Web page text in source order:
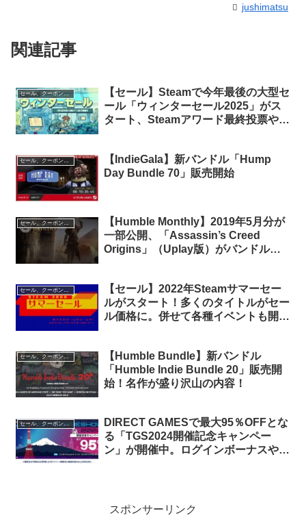
jushimatsu
関連記事
セール、クーポン、ポイント
【セール】Steamで今年最後の大型セ
ール「ウィンターセール2025」がス
タート、Steamアワード最終投票や無
セール、クーポン、ポイント
【IndieGala】新バンドル「Hump
Day Bundle 70」販売開始
セール、クーポン、ポイント
【Humble Monthly】2019年5月分が
一部公開、「Assassin’s Creed
Origins」（Uplay版）がバンドル入
セール、クーポン、ポイント
【セール】2022年Steamサマーセー
ルがスタート！多くのタイトルがセー
ル価格に。併せて各種イベントも開催
セール、クーポン、ポイント
【Humble Bundle】新バンドル
「Humble Indie Bundle 20」販売開
始！名作が盛り沢山の内容！
セール、クーポン、ポイント
DIRECT GAMESで最大95％OFFとな
る「TGS2024開催記念キャンペー
ン」が開催中。ログインボーナスやラ
スポンサーリンク